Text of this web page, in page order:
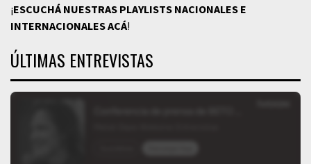
¡ESCUCHÁ NUESTRAS PLAYLISTS NACIONALES E
INTERNACIONALESACÁ!
ÚLTIMAS ENTREVISTAS